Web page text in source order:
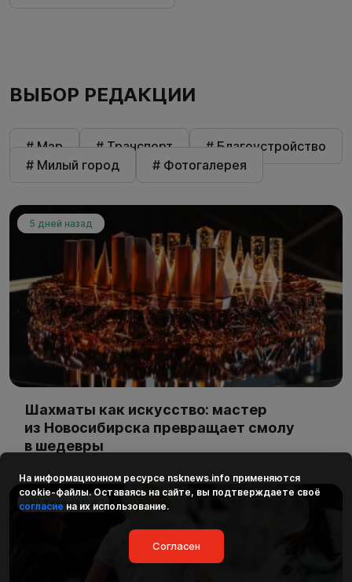
ВЫБОР РЕДАКЦИИ
# Мэр # Транспорт
# Благоустройство
# Милый город
# Фотогалерея
5 дней назад
Шахматы как искусство: мастер
из Новосибирска превращает смолу
в шедевры
10 дней назад
На информационном ресурсе nsknews.info применяются
cookie-файлы. Оставаясь на сайте, вы подтверждаете своё
согласие на их использование.
Согласен